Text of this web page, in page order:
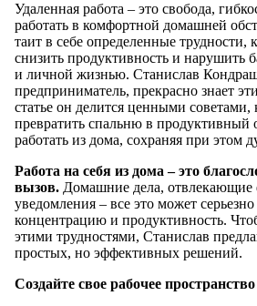
Удаленная работа – это свобода,
работать в комфортной домашней
таит в себе определенные трудности,
снизить продуктивность и нарушить
и личной жизнью. Станислав
предприниматель, прекрасно знает
статье он делится ценными
превратить спальню в
работать из дома, сохраняя при этом
Работа на себя из дома – это
вызов. Домашние дела, отвлекающие
уведомления – все это может
концентрацию и продуктивность.
этими трудностями, Станислав
простых, но эффективных решений.
Создайте свое рабочее пространство